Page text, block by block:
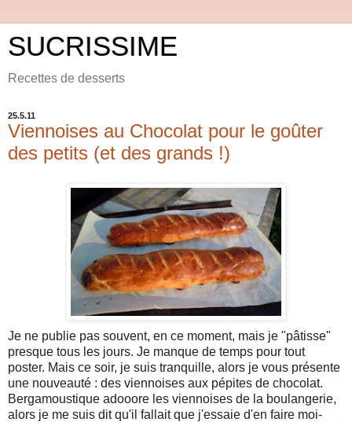
SUCRISSIME
Recettes de desserts
25.5.11
Viennoises au Chocolat pour le goûter
des petits (et des grands !)
Je ne publie pas souvent, en ce moment, mais je "pâtisse"
presque tous les jours. Je manque de temps pour tout
poster. Mais ce soir, je suis tranquille, alors je vous présente
une nouveauté : des viennoises aux pépites de chocolat.
Bergamoustique adooore les viennoises de la boulangerie,
alors je me suis dit qu'il fallait que j'essaie d'en faire moi-